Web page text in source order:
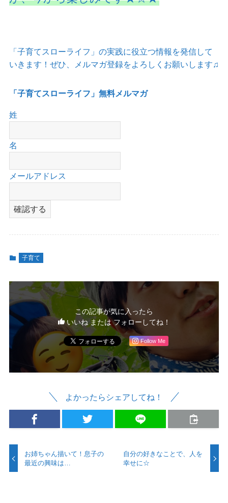
「子育てスローライフ」の実践に役立つ情報を発信して
いきます！ぜひ、メルマガ登録をよろしくお願いします♫
「子育てスローライフ」無料メルマガ
姓
名
メールアドレス
子育て
この記事が気に入ったら
いいね または フォローしてね！
Follow Me
よかったらシェアしてね！
お姉ちゃん描いて！息子の
最近の興味は…
自分の好きなことで、人を
幸せに☆